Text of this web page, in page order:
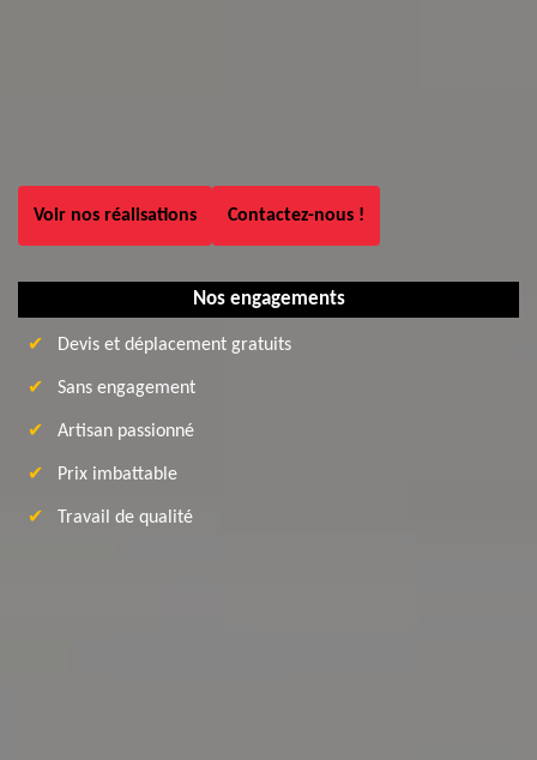
Voir nos réalisations Contactez-nous !
Nos engagements
Devis et déplacement gratuits
Sans engagement
Artisan passionné
Prix imbattable
Travail de qualité